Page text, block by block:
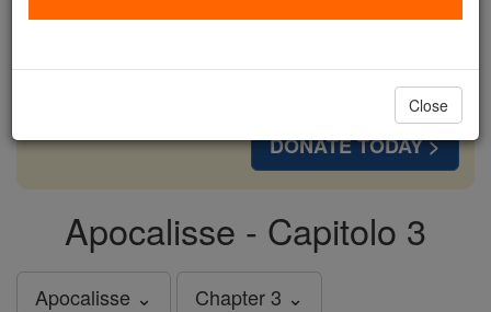
free for all. Be Courageous. Be Catholic. Stand
DONATE TODAY >
Apocalisse - Capitolo 3
Apocalisse ⌄ Chapter 3 ⌄
Close